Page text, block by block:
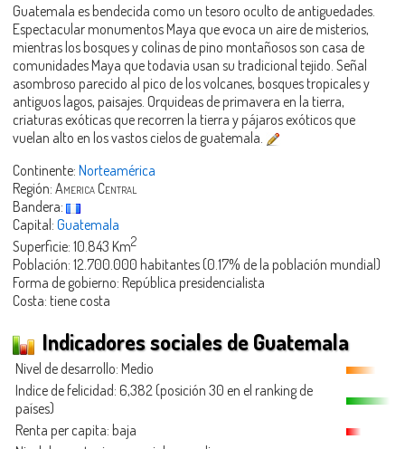
Guatemala es bendecida como un tesoro oculto de antiguedades.
Espectacular monumentos Maya que evoca un aire de misterios,
mientras los bosques y colinas de pino montañosos son casa de
comunidades Maya que todavia usan su tradicional tejido. Señal
asombroso parecido al pico de los volcanes, bosques tropicales y
antiguos lagos, paisajes. Orquideas de primavera en la tierra,
criaturas exóticas que recorren la tierra y pájaros exóticos que
vuelan alto en los vastos cielos de guatemala.
Continente: Norteamérica
Región: America Central
Bandera:
Capital: Guatemala
Superficie: 10.843 Km2
Población: 12.700.000 habitantes (0.17% de la población mundial)
Forma de gobierno: República presidencialista
Costa: tiene costa
Indicadores sociales de Guatemala
Nivel de desarrollo: Medio
Indice de felicidad: 6,382 (posición 30 en el ranking de
países)
Renta per capita: baja